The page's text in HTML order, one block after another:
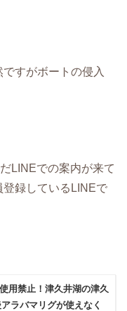
すがボートの侵入
LINEでの案内が来て
録しているLINEで
用禁止！津久井湖の津久
ラバマリグが使えなく